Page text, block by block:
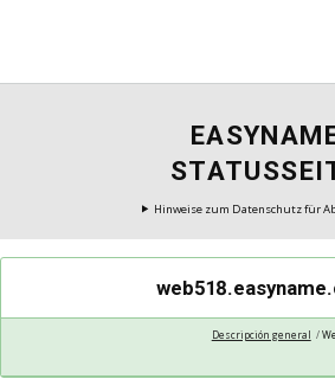
Hinweise zum Datenschutz für
Descripción general